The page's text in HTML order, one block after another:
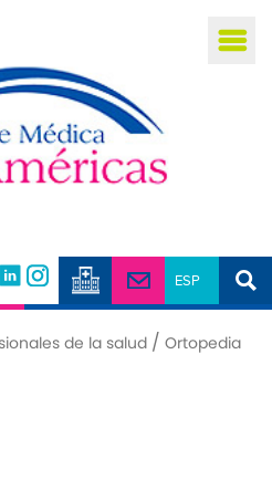
de la salud/ Ortopedia